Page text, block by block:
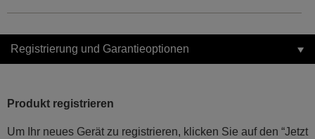
Registrierung und Garantieoptionen
Produkt registrieren
Um Ihr neues Gerät zu registrieren, klicken Sie auf den “Jetzt